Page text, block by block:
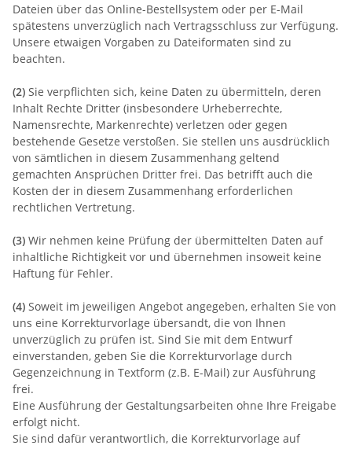
Dateien über das Online-Bestellsystem oder per E-Mail
spätestens unverzüglich nach Vertragsschluss zur Verfügung.
Unsere etwaigen Vorgaben zu Dateiformaten sind zu
beachten.
(2) Sie verpflichten sich, keine Daten zu übermitteln, deren
Inhalt Rechte Dritter (insbesondere Urheberrechte,
Namensrechte, Markenrechte) verletzen oder gegen
bestehende Gesetze verstoßen. Sie stellen uns ausdrücklich
von sämtlichen in diesem Zusammenhang geltend
gemachten Ansprüchen Dritter frei. Das betrifft auch die
Kosten der in diesem Zusammenhang erforderlichen
rechtlichen Vertretung.
(3) Wir nehmen keine Prüfung der übermittelten Daten auf
inhaltliche Richtigkeit vor und übernehmen insoweit keine
Haftung für Fehler.
(4) Soweit im jeweiligen Angebot angegeben, erhalten Sie von
uns eine Korrekturvorlage übersandt, die von Ihnen
unverzüglich zu prüfen ist. Sind Sie mit dem Entwurf
einverstanden, geben Sie die Korrekturvorlage durch
Gegenzeichnung in Textform (z.B. E-Mail) zur Ausführung
frei.
Eine Ausführung der Gestaltungsarbeiten ohne Ihre Freigabe
erfolgt nicht.
Sie sind dafür verantwortlich, die Korrekturvorlage auf